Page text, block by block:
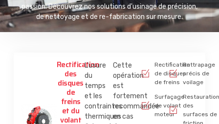
passion. Découvrez nos solutions d'usinage de précision,
de nettoyage et de re-fabrication sur mesure.
Rectification
des
disques
de
freins
et du
volant
L’usure
du
temps
et les
contraintes
thermiques
Cette
opération
est
fortement
recommandée
en cas
Rectification
de disques
de freins
Surfaçage
de volant
moteur
Rattrapage
précis de
voilage
Restauration
des
surfaces de